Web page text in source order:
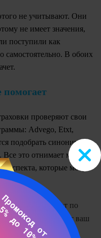
не учитывают. Они
не имеет значения,
поступили как
самостоятельно. В обоих
помогает
проверяют свои
Advego, Etxt,
подобрать синонимы к
это отнимает массу
аспекта, которые могут
работают по
из них одобрит ваш